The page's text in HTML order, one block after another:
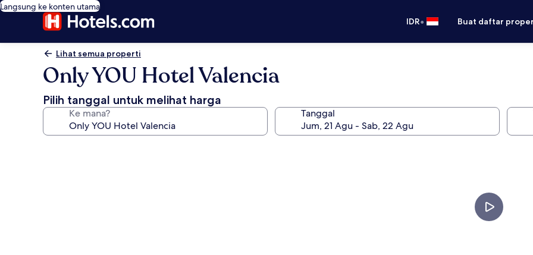
Langsung ke konten utama
IDR• Buat daftar
Lihat semua properti
Only YOU Hotel Valencia
Pilih tanggal untuk melihat harga
Ke mana? Tanggal